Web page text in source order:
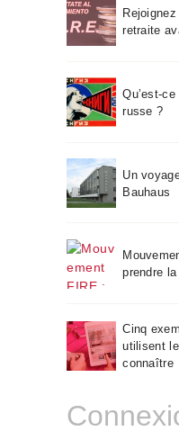
retraite
Qu’est-
russe ?
Un
Bauhaus
prendre
Cinq
utilisent
connaître